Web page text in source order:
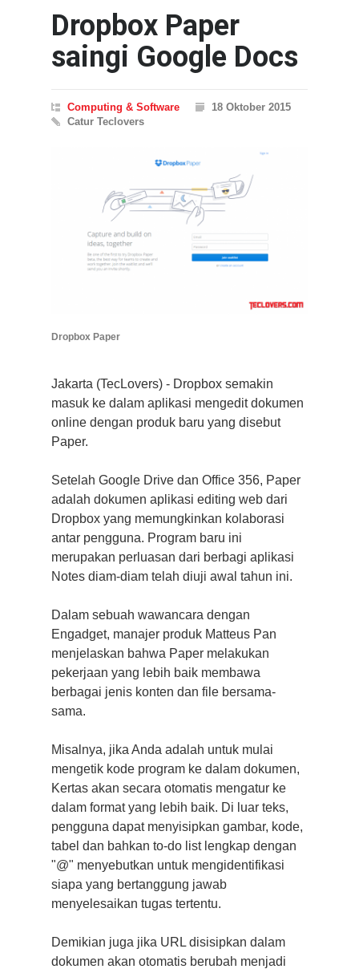
Dropbox Paper
saingi Google Docs
Computing & Software
18 Oktober 2015
Catur Teclovers
Dropbox Paper
Jakarta (TecLovers) - Dropbox semakin
masuk ke dalam aplikasi mengedit dokumen
online dengan produk baru yang disebut
Paper.
Setelah Google Drive dan Office 356, Paper
adalah dokumen aplikasi editing web dari
Dropbox yang memungkinkan kolaborasi
antar pengguna. Program baru ini
merupakan perluasan dari berbagi aplikasi
Notes diam-diam telah diuji awal tahun ini.
Dalam sebuah wawancara dengan
Engadget, manajer produk Matteus Pan
menjelaskan bahwa Paper melakukan
pekerjaan yang lebih baik membawa
berbagai jenis konten dan file bersama-
sama.
Misalnya, jika Anda adalah untuk mulai
mengetik kode program ke dalam dokumen,
Kertas akan secara otomatis mengatur ke
dalam format yang lebih baik. Di luar teks,
pengguna dapat menyisipkan gambar, kode,
tabel dan bahkan to-do list lengkap dengan
"@" menyebutkan untuk mengidentifikasi
siapa yang bertanggung jawab
menyelesaikan tugas tertentu.
Demikian juga jika URL disisipkan dalam
dokumen akan otomatis berubah menjadi